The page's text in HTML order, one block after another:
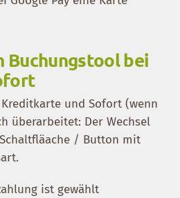
Buchungstool bei
Kreditkarte und Sofort (wenn
überarbeitet: Der Wechsel
/ Button mit
ist gewählt